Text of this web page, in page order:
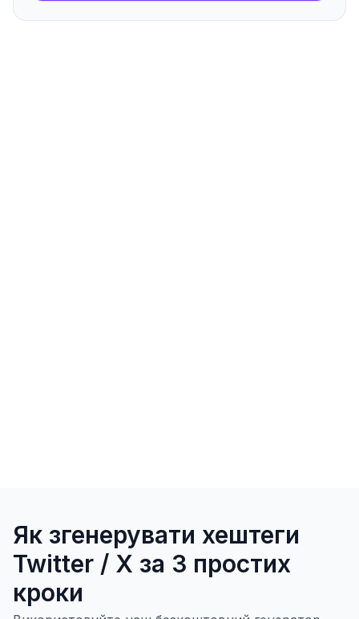
Як згенерувати хештеги
Twitter / X за 3 простих
кроки